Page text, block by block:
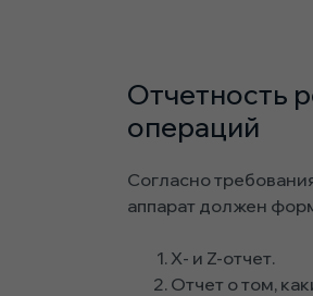
Отчетность
операций
Согласно
аппарат должен
Х- и Z-отчет.
Отчет о том,